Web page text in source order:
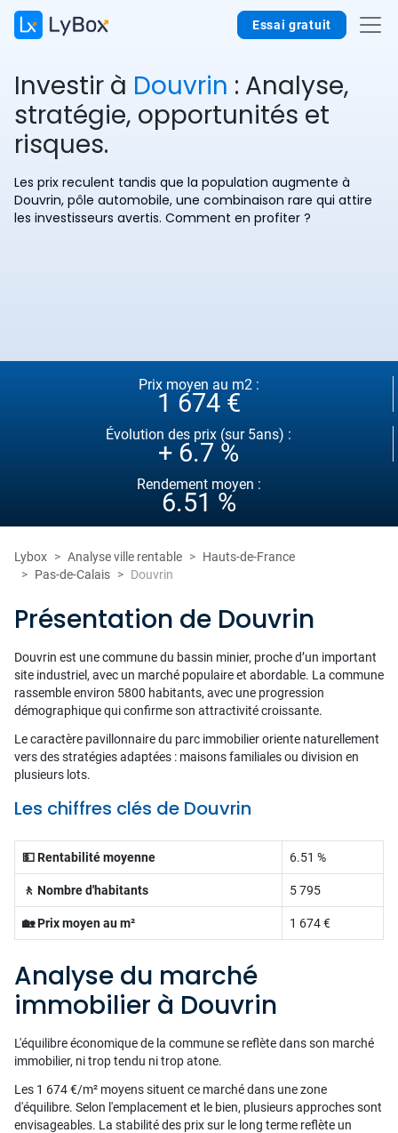
Essai gratuit
Investir à Douvrin : Analyse,
stratégie, opportunités et
risques.
Les prix reculent tandis que la population augmente à
Douvrin, pôle automobile, une combinaison rare qui attire
les investisseurs avertis. Comment en profiter ?
Prix moyen au m2 :
1 674 €
Évolution des prix (sur 5ans) :
+ 6.7 %
Rendement moyen :
6.51 %
Lybox Analyse ville rentable
Hauts-de-France
Pas-de-Calais
Douvrin
Présentation de Douvrin
Douvrin est une commune du bassin minier, proche d’un important
site industriel, avec un marché populaire et abordable. La commune
rassemble environ 5800 habitants, avec une progression
démographique qui confirme son attractivité croissante.
Le caractère pavillonnaire du parc immobilier oriente naturellement
vers des stratégies adaptées : maisons familiales ou division en
plusieurs lots.
Les chiffres clés de Douvrin
💵 Rentabilité moyenne 6.51 %
🚶 Nombre d'habitants 5 795
🏡 Prix moyen au m² 1 674 €
Analyse du marché
immobilier à Douvrin
L'équilibre économique de la commune se reflète dans son marché
immobilier, ni trop tendu ni trop atone.
Les 1 674 €/m² moyens situent ce marché dans une zone
d'équilibre. Selon l'emplacement et le bien, plusieurs approches sont
envisageables. La stabilité des prix sur le long terme reflète un